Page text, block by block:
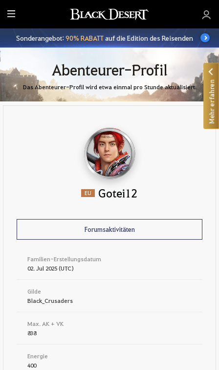
A
l
l Sonderangebot:90% RABATTauf die Edition des Reisenden
Abenteurer-Profil
Das Abenteurer-Profil wird etwa einmal pro Stunde aktualisiert.
EU Gotei12
Forumsaktivitäten
Familien-Erstellungsdatum
02. Jul 2025 (UTC)
Gilde
Black_Crusaders
Max. AK + VK
838
Energie
400
Mehr erfahren